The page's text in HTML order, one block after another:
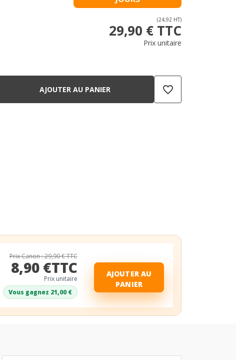
(24,92 HT)
29,90 € TTC
Prix unitaire
AJOUTER AU PANIER favorite_border
Prix Canon : 29,90 € TTC
8,90 €TTC
Prix unitaire
Vous gagnez 21,00 €
AJOUTER AU
PANIER